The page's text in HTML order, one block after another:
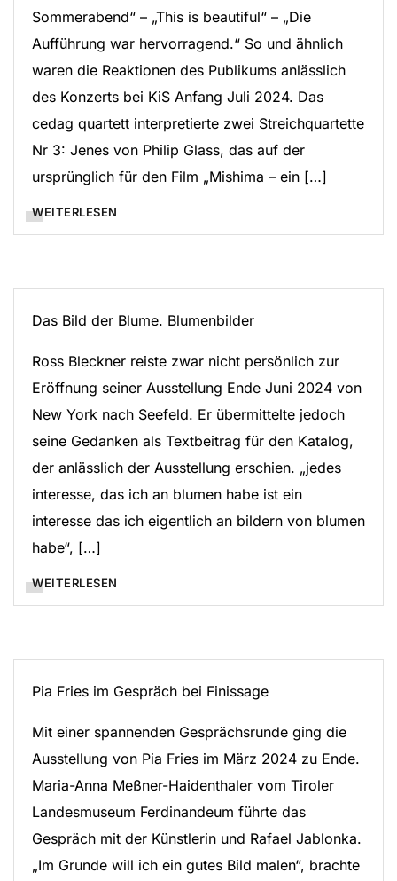
Sommerabend“ – „This is beautiful“ – „Die
Aufführung war hervorragend.“ So und ähnlich
waren die Reaktionen des Publikums anlässlich
des Konzerts bei KiS Anfang Juli 2024. Das
cedag quartett interpretierte zwei Streichquartette
Nr 3: Jenes von Philip Glass, das auf der
ursprünglich für den Film „Mishima – ein […]
WEITERLESEN
Das Bild der Blume. Blumenbilder
Ross Bleckner reiste zwar nicht persönlich zur
Eröffnung seiner Ausstellung Ende Juni 2024 von
New York nach Seefeld. Er übermittelte jedoch
seine Gedanken als Textbeitrag für den Katalog,
der anlässlich der Ausstellung erschien. „jedes
interesse, das ich an blumen habe ist ein
interesse das ich eigentlich an bildern von blumen
habe“, […]
WEITERLESEN
Pia Fries im Gespräch bei Finissage
Mit einer spannenden Gesprächsrunde ging die
Ausstellung von Pia Fries im März 2024 zu Ende.
Maria-Anna Meßner-Haidenthaler vom Tiroler
Landesmuseum Ferdinandeum führte das
Gespräch mit der Künstlerin und Rafael Jablonka.
„Im Grunde will ich ein gutes Bild malen“, brachte